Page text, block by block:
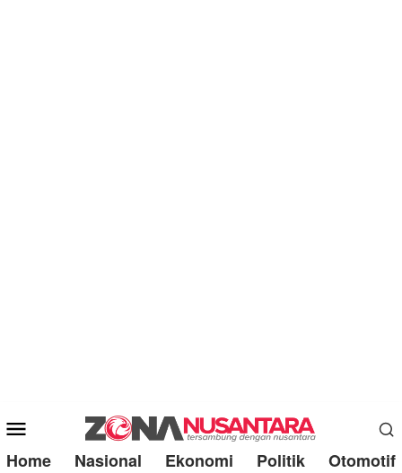
Mobile
Menu
Home Nasional Ekonomi Politik Otomotif